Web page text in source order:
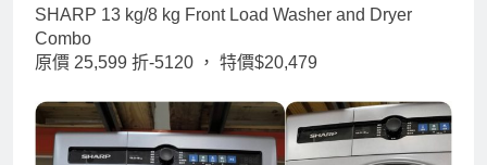
SHARP 13 kg/8 kg Front Load Washer and Dryer
Combo
原價 25,599 折-5120 ， 特價$20,479